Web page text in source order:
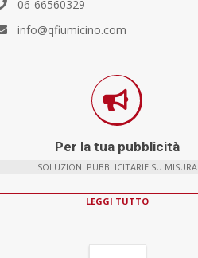
06-66560329
info@qfiumicino.com
Per la tua pubblicità
SOLUZIONI PUBBLICITARIE SU MISURA
LEGGI TUTTO